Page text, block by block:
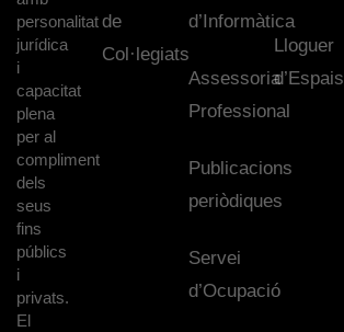
personalitat
jurídica
i
capacitat
plena
per al
compliment
dels
seus
fins
públics
i
privats.
El
de
Col·legiats
d’Informàtica
Assessoria
Professional
Publicacions
periòdiques
Servei
d’Ocupació
Lloguer
d’Espais